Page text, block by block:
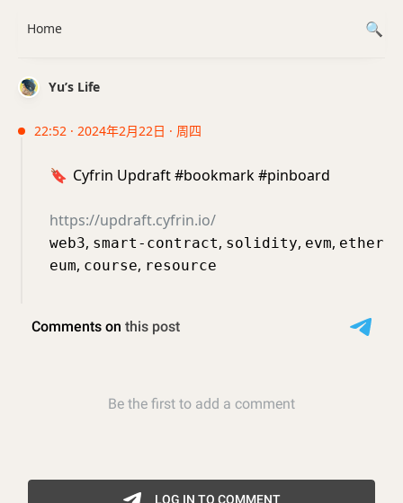
Yu’s Life
22:52 · 2024年2月22日 · 周四
🔖 Cyfrin Updraft #bookmark #pinboard
https://updraft.cyfrin.io/
web3, smart-contract, solidity, evm, ether
eum, course, resource
Home